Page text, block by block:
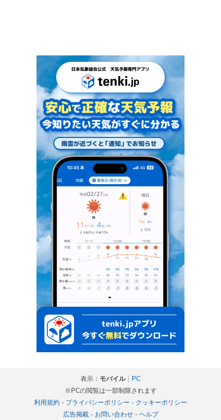
表示： モバイル｜ PC
※PCの閲覧は一部制限されます
利用規約 - プライバシーポリシー - クッキーポリシー
広告掲載- お問い合わせ- ヘルプ